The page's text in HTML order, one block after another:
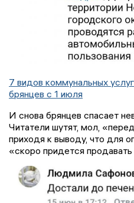
7 видов коммунальных
брянцев с 1 июля
И снова брянцев спасает
Читатели шутят, мол,
приходя к выводу, что для
«скоро придется продавать